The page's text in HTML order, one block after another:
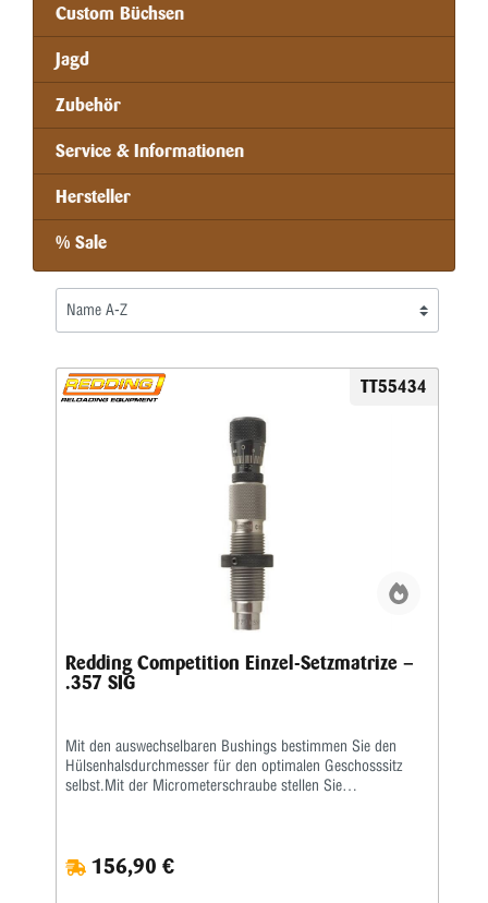
Custom Büchsen
Jagd
Zubehör
Service & Informationen
Hersteller
% Sale
TT55434
Redding Competition Einzel-Setzmatrize –
.357 SIG
Mit den auswechselbaren Bushings bestimmen Sie den
Hülsenhalsdurchmesser für den optimalen Geschosssitz
selbst.Mit der Micrometerschraube stellen Sie
156,90 €